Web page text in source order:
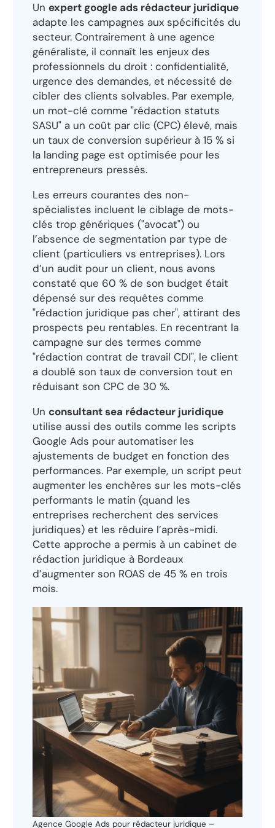
Un expert google ads rédacteur juridique
adapte les campagnes aux spécificités du
secteur. Contrairement à une agence
généraliste, il connaît les enjeux des
professionnels du droit : confidentialité,
urgence des demandes, et nécessité de
cibler des clients solvables. Par exemple,
un mot-clé comme "rédaction statuts
SASU" a un coût par clic (CPC) élevé, mais
un taux de conversion supérieur à 15 % si
la landing page est optimisée pour les
entrepreneurs pressés.
Les erreurs courantes des non-
spécialistes incluent le ciblage de mots-
clés trop génériques ("avocat") ou
l’absence de segmentation par type de
client (particuliers vs entreprises). Lors
d’un audit pour un client, nous avons
constaté que 60 % de son budget était
dépensé sur des requêtes comme
"rédaction juridique pas cher", attirant des
prospects peu rentables. En recentrant la
campagne sur des termes comme
"rédaction contrat de travail CDI", le client
a doublé son taux de conversion tout en
réduisant son CPC de 30 %.
Un consultant sea rédacteur juridique
utilise aussi des outils comme les scripts
Google Ads pour automatiser les
ajustements de budget en fonction des
performances. Par exemple, un script peut
augmenter les enchères sur les mots-clés
performants le matin (quand les
entreprises recherchent des services
juridiques) et les réduire l’après-midi.
Cette approche a permis à un cabinet de
rédaction juridique à Bordeaux
d’augmenter son ROAS de 45 % en trois
mois.
Agence Google Ads pour rédacteur juridique –